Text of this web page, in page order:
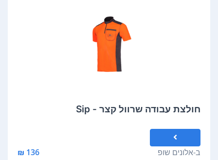
חולצת עבודה שרוול קצר - Sip
ב-אלונים שופ 136 ₪